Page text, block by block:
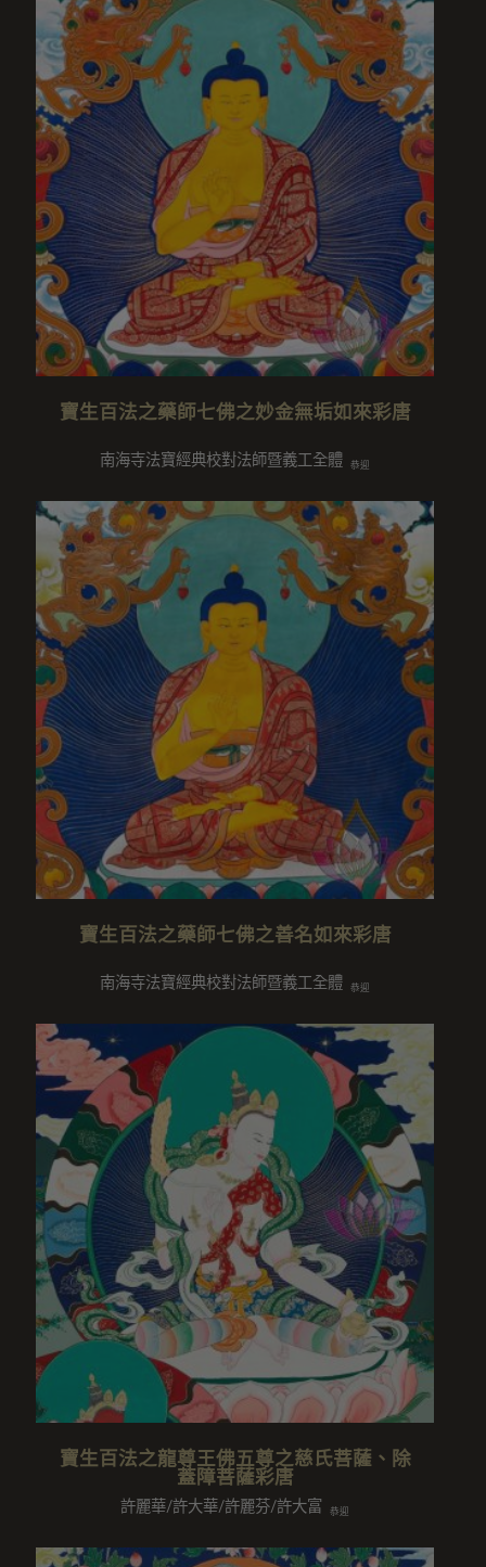
寶生百法之藥師七佛之妙金無垢如來彩唐
南海寺法寶經典校對法師暨義工全體 恭迎
寶生百法之藥師七佛之善名如來彩唐
南海寺法寶經典校對法師暨義工全體 恭迎
寶生百法之龍尊王佛五尊之慈氏菩薩、除
蓋障菩薩彩唐
許麗華/許大華/許麗芬/許大富 恭迎